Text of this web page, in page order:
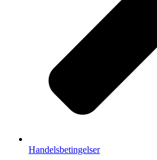
Handelsbetingelser